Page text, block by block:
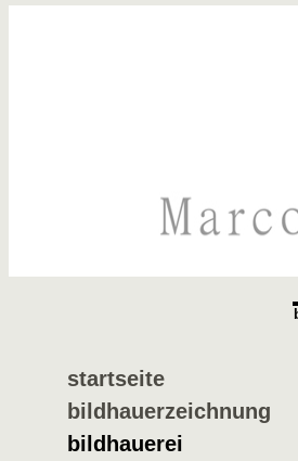
startseite
bildhauerzeichnung
bildhauerei